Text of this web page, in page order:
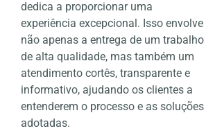
dedica a proporcionar uma
experiência excepcional. Isso envolve
não apenas a entrega de um trabalho
de alta qualidade, mas também um
atendimento cortês, transparente e
informativo, ajudando os clientes a
entenderem o processo e as soluções
adotadas.